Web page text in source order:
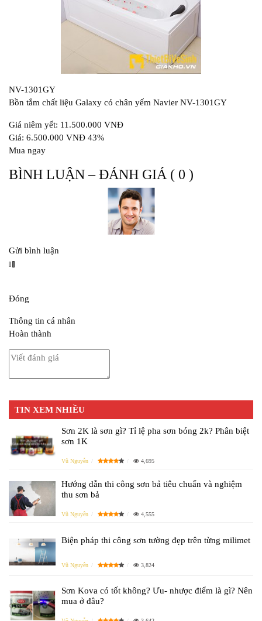
NV-1301GY
Bồn tắm chất liệu Galaxy có chân yếm Navier NV-1301GY
Giá niêm yết: 11.500.000 VNĐ
Giá: 6.500.000 VNĐ 43%
Mua ngay
BÌNH LUẬN – ĐÁNH GIÁ ( 0 )
Gửi bình luận
Đóng
Thông tin cá nhân
Hoàn thành
TIN XEM NHIỀU
Sơn 2K là sơn gì? Tỉ lệ pha sơn bóng 2k? Phân biệt
sơn 1K
Vũ Nguyễn 4,695
Hướng dẫn thi công sơn bả tiêu chuẩn và nghiệm
thu sơn bả
Vũ Nguyễn 4,555
Biện pháp thi công sơn tường đẹp trên từng milimet
Vũ Nguyễn 3,824
Sơn Kova có tốt không? Ưu- nhược điểm là gì? Nên
mua ở đâu?